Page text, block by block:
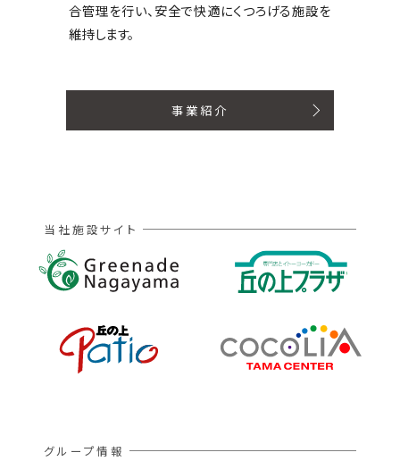
合管理を行い、安全で快適にくつろげる施設を
維持します。
事業紹介
当社施設サイト
グループ情報